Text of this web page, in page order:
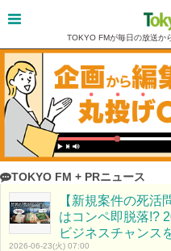
TOKYO FMが毎日の放送か
TOKYO FM + PRニュース
【新規案件の死
はコンペ即脱落!?
ビジネスチャンス
2026-06-23(火) 07:00